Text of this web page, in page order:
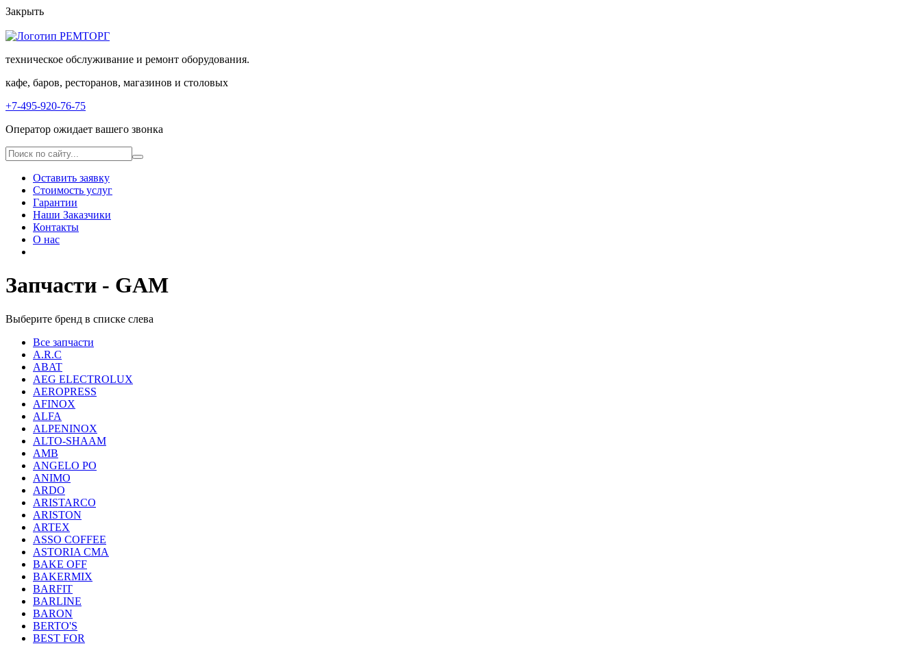
Закрыть
техническое обслуживание и ремонт оборудования.
кафе, баров, ресторанов, магазинов и столовых
+7-495-920-76-75
Оператор ожидает вашего звонка
Оставить заявку
Стоимость услуг
Гарантии
Наши Заказчики
Контакты
О нас
Запчасти - GAM
Выберите бренд в списке слевa
Все запчасти
A.R.C
ABAT
AEG ELECTROLUX
AEROPRESS
AFINOX
ALFA
ALPENINOX
ALTO-SHAAM
AMB
ANGELO PO
ANIMO
ARDO
ARISTARCO
ARISTON
ARTEX
ASSO COFFEE
ASTORIA CMA
BAKE OFF
BAKERMIX
BARFIT
BARLINE
BARON
BERTO'S
BEST FOR